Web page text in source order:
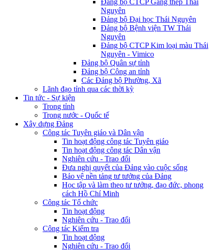
Nguyên
Đảng bộ Đại học Thái Nguyên
Đảng bộ Bệnh viện TW Thái
Nguyên
Đảng bộ CTCP Kim loại màu Thái
Nguyên - Vimico
Đảng bộ Quân sự tỉnh
Đảng bộ Công an tỉnh
Các Đảng bộ Phường, Xã
Lãnh đạo tỉnh qua các thời kỳ
Tin tức - Sự kiện
Trong tỉnh
Trong nước - Quốc tế
Xây dựng Đảng
Công tác Tuyên giáo và Dân vận
Tin hoạt động công tác Tuyên giáo
Tin hoạt động công tác Dân vận
Nghiên cứu - Trao đổi
Đưa nghị quyết của Đảng vào cuộc sống
Bảo vệ nền tảng tư tưởng của Đảng
Học tập và làm theo tư tưởng, đạo đức, phong
cách Hồ Chí Minh
Công tác Tổ chức
Tin hoạt động
Nghiên cứu - Trao đổi
Công tác Kiểm tra
Tin hoạt động
Nghiên cứu - Trao đổi